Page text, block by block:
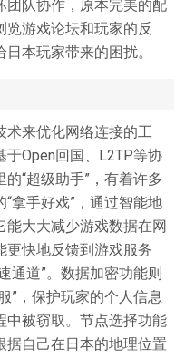
团队协作，原本完美的配
游戏论坛和玩家的反
本玩家带来的困扰。
术来优化网络连接的工
Open回国、L2TP等协
“超级助手”，有着许多
拿手好戏”，通过智能地
大大减少游戏数据在网
更快地反馈到游戏服务
通道”。数据加密功能则
”，保护玩家的个人信息
中被窃取。节点选择功能
据自己在日本的地理位置